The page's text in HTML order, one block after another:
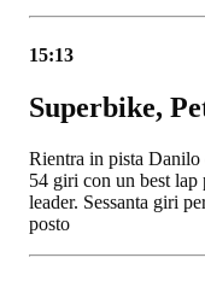
15:13
Superbike,
Rientra in pista Danilo
54 giri con un best lap
leader. Sessanta giri
posto